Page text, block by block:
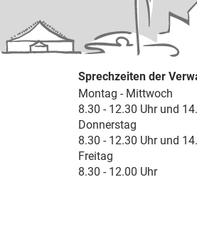
Sprechzeiten der
Montag - Mittwoch
8.30 - 12.30 Uhr und
Donnerstag
8.30 - 12.30 Uhr und
Freitag
8.30 - 12.00 Uhr